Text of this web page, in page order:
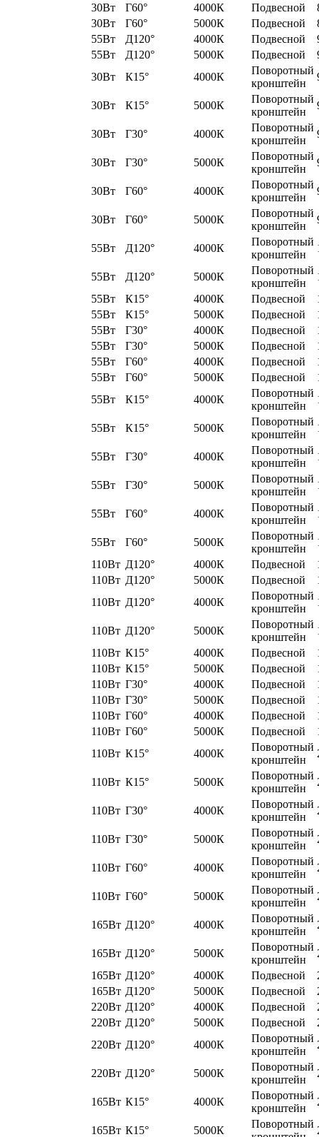
30Вт
Г60° 4000К Подвесной
30Вт
Г60° 5000К Подвесной
55Вт
Д120° 4000К Подвесной
55Вт
Д120° 5000К Подвесной
30Вт
К15° 4000К
Поворотный
кронштейн
30Вт К15° 5000К
Поворотный
кронштейн
30Вт Г30° 4000К
Поворотный
кронштейн
30Вт Г30° 5000К
Поворотный
кронштейн
30Вт Г60° 4000К
Поворотный
кронштейн
30Вт Г60° 5000К
Поворотный
кронштейн
55Вт Д120° 4000К
Поворотный
кронштейн
55Вт Д120° 5000К
Поворотный
кронштейн
55Вт
К15° 4000К Подвесной
55Вт
К15° 5000К Подвесной
55Вт
Г30° 4000К Подвесной
55Вт
Г30° 5000К Подвесной
55Вт
Г60° 4000К Подвесной
55Вт
Г60° 5000К Подвесной
55Вт
К15° 4000К
Поворотный
кронштейн
55Вт К15° 5000К
Поворотный
кронштейн
55Вт Г30° 4000К
Поворотный
кронштейн
55Вт Г30° 5000К
Поворотный
кронштейн
55Вт Г60° 4000К
Поворотный
кронштейн
55Вт Г60° 5000К
Поворотный
кронштейн
110Вт Д120° 4000К Подвесной
110Вт Д120° 5000К Подвесной
110Вт Д120° 4000К
Поворотный
кронштейн
110Вт Д120° 5000К
Поворотный
кронштейн
110Вт К15° 4000К Подвесной
110Вт К15° 5000К Подвесной
110Вт Г30° 4000К Подвесной
110Вт Г30° 5000К Подвесной
110Вт Г60° 4000К Подвесной
110Вт Г60° 5000К Подвесной
110Вт К15° 4000К
Поворотный
кронштейн
110Вт К15° 5000К
Поворотный
кронштейн
110Вт Г30° 4000К
Поворотный
кронштейн
110Вт Г30° 5000К
Поворотный
кронштейн
110Вт Г60° 4000К
Поворотный
кронштейн
110Вт Г60° 5000К
Поворотный
кронштейн
165Вт Д120° 4000К
Поворотный
кронштейн
165Вт Д120° 5000К
Поворотный
кронштейн
165Вт Д120° 4000К Подвесной
165Вт Д120° 5000К Подвесной
220Вт Д120° 4000К Подвесной
220Вт Д120° 5000К Подвесной
220Вт Д120° 4000К
Поворотный
кронштейн
220Вт Д120° 5000К
Поворотный
кронштейн
165Вт К15° 4000К
Поворотный
кронштейн
165Вт К15° 5000К
Поворотный